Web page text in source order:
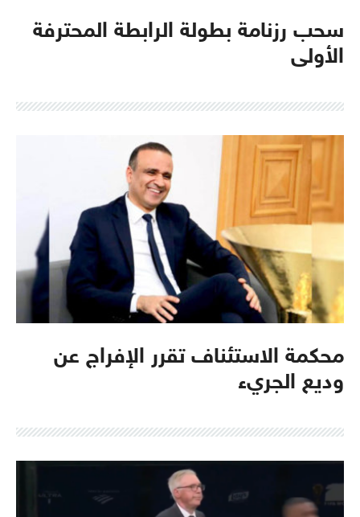
سحب رزنامة بطولة الرابطة المحترفة
الأولى
محكمة الاستئناف تقرر الإفراج عن
وديع الجريء